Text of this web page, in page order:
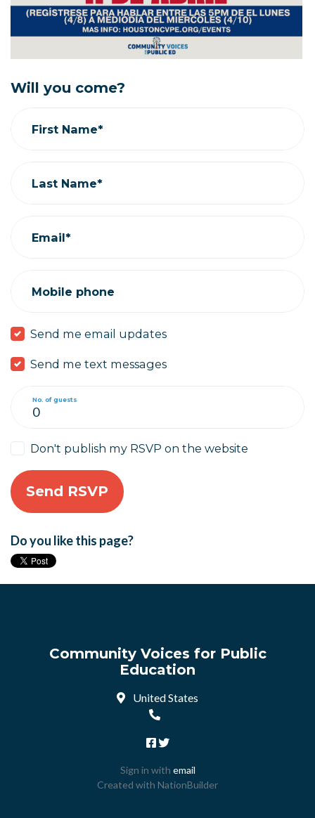
Will you come?
First Name*
Last Name*
Email*
Mobile phone
Send me email updates
Send me text messages
No. of guests
Don't publish my RSVP on the website
Do you like this page?
Community Voices for Public
Education
United States
Sign in with email
Created with NationBuilder